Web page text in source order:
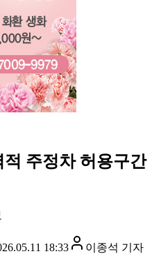
주정차 허용구간
18:33 이종석 기자